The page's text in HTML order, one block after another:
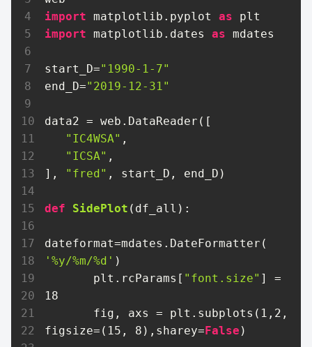
import matplotlib.pyplot as
import matplotlib.dates as mdates
start_D="1990-1-7"
end_D="2019-12-31"
data2 = web.DataReader([
"IC4WSA" ,
"ICSA" ,
],
"fred" , start_D, end_D)
def SidePlot (df_all) :
dateformat=mdates.DateFormatter(
'%y/%m/%d' )
       plt.rcParams[
"font.size"
18
       fig, axs = plt.subplots(
1 , 2 ,
figsize=( 15 , 8 ),sharey=False )